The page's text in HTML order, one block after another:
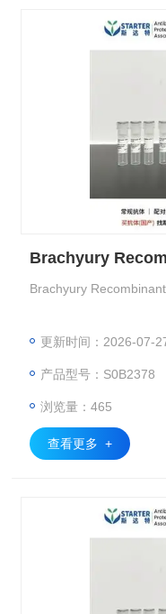
Brachyury
更新时间：2026-07-
产品型号：S0B2378
浏览量：465
查看更多 +